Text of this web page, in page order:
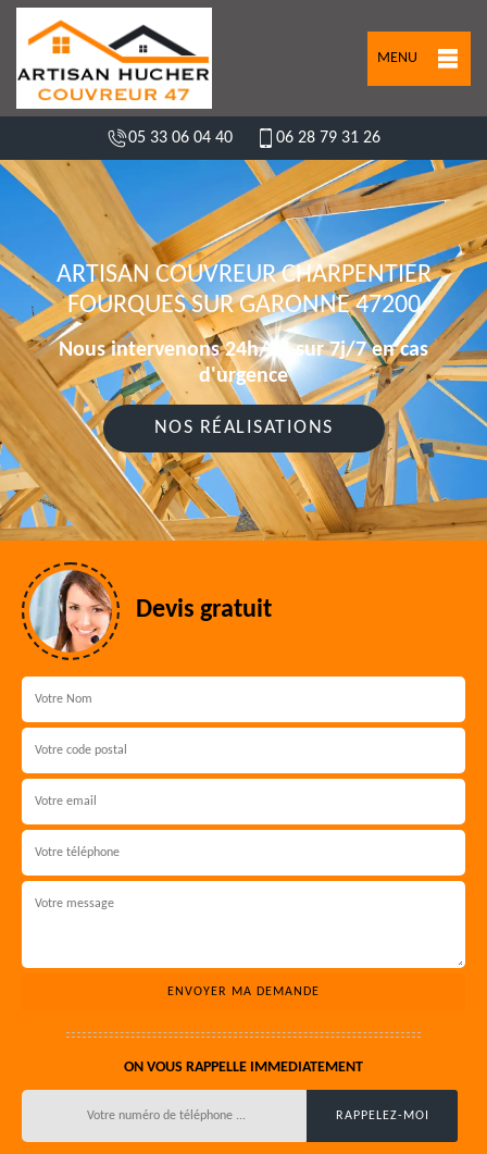
MENU
05 33 06 04 40 06 28 79 31 26
ARTISAN COUVREUR CHARPENTIER
FOURQUES SUR GARONNE 47200
Nous intervenons 24h/24 sur 7j/7 en cas
d'urgence
NOS RÉALISATIONS
Devis gratuit
ON VOUS RAPPELLE IMMEDIATEMENT